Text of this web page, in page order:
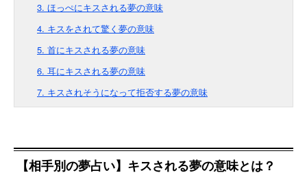
3. ほっぺにキスされる夢の意味
4. キスをされて驚く夢の意味
5. 首にキスされる夢の意味
6. 耳にキスされる夢の意味
7. キスされそうになって拒否する夢の意味
【相手別の夢占い】キスされる夢の意味とは？